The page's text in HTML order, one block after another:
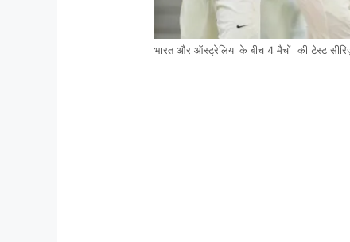
भारत और ऑस्ट्रेलिया के बीच 4 मैचों की टेस्ट